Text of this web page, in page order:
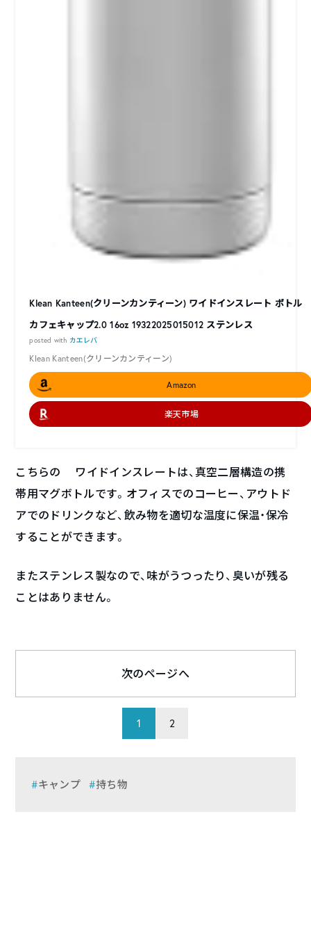
Klean Kanteen(クリーンカンティーン) ワイドインスレート ボトル
カフェキャップ2.0 16oz 19322025015012 ステンレス
posted with カエレバ
Klean Kanteen(クリーンカンティーン)
Amazon
楽天市場
こちらの ワイドインスレートは、真空二層構造の携
帯用マグボトルです。オフィスでのコーヒー、アウトド
アでのドリンクなど、飲み物を適切な温度に保温・保冷
することができます。
またステンレス製なので、味がうつったり、臭いが残る
ことはありません。
1 2
次のページへ
キャンプ 持ち物